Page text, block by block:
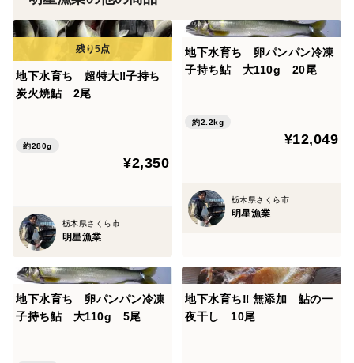
▼注文に際しての注意点（配送方法や納期指定など）
日時指定可能ですので、お気軽にお問い合わせ下さい。
※発泡スチロールにて、氷詰めにての発送になります。
※他の商品と同梱包ご希望の方はお問い合わせ下さい。
▼自己紹介
那須水系の豊富な地下水のみを利用し、家族で鮎の養殖
をしています。生産から加工、販売、そして美味しい活
鮎料理を提供しております。
養殖鮎は脂が多い、川魚は臭みがある、とイメージする
セイ）の鮎を食べていただきたいと思っております。
「鮎ってこんなに美味しかったんだ！」って思っていた
だけたら嬉しいです。
地下水育ち 超特大‼️子持ち
炭火焼鮎 2尾
約280g
¥2,350
栃木県さくら市
明星漁業
地下水育ち 卵パンパン冷凍
子持ち鮎 大110g 20尾
約2.2kg
¥12,049
栃木県さくら市
明星漁業
地下水育ち 卵パンパン冷凍
子持ち鮎 大110g 5尾
地下水育ち‼️ 無添加 鮎の一
夜干し 10尾